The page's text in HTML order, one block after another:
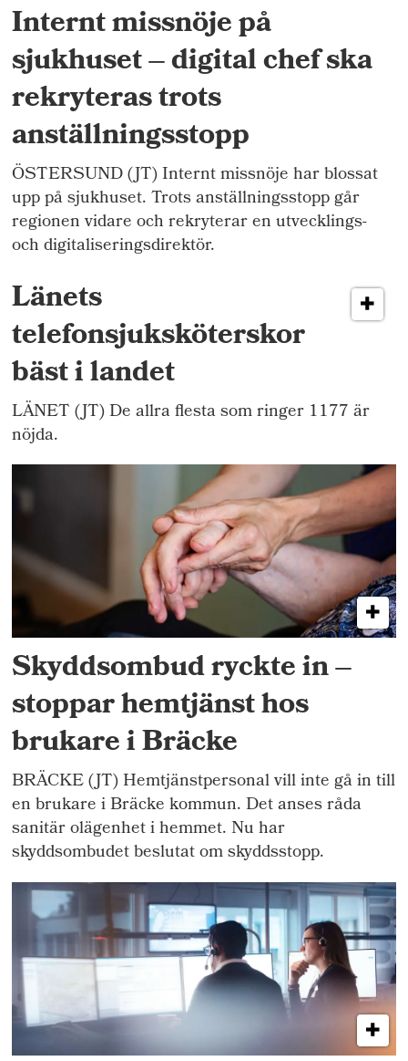
Internt missnöje på
sjukhuset – digital chef ska
rekryteras trots
anställningsstopp
ÖSTERSUND (JT) Internt missnöje har blossat
upp på sjukhuset. Trots anställningsstopp går
regionen vidare och rekryterar en utvecklings-
och digitaliseringsdirektör.
Länets
telefonsjuksköterskor
bäst i landet
LÄNET (JT) De allra flesta som ringer 1177 är
nöjda.
Skyddsombud ryckte in –
stoppar hemtjänst hos
brukare i Bräcke
BRÄCKE (JT) Hemtjänstpersonal vill inte gå in till
en brukare i Bräcke kommun. Det anses råda
sanitär olägenhet i hemmet. Nu har
skyddsombudet beslutat om skyddsstopp.